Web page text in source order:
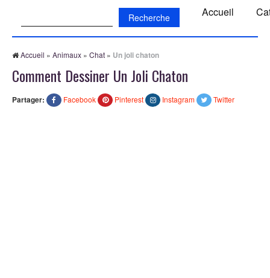
Accueil
Accueil » Animaux » Chat » Un joli chaton
Comment Dessiner Un Joli Chaton
Partager: Facebook Pinterest Instagram Twitter